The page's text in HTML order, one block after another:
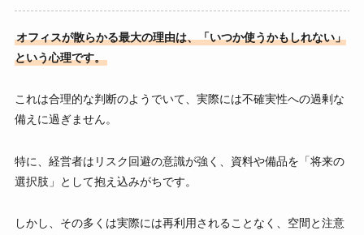
オフィスが散らかる最大の理由は、「いつか使うかもしれない」
という心理です。
これは合理的な判断のようでいて、実際には不確実性への過剰な
備えに過ぎません。
特に、経営者はリスク回避の意識が強く、資料や備品を「将来の
選択肢」として抱え込みがちです。
しかし、その多くは実際には再利用されることなく、空間と注意